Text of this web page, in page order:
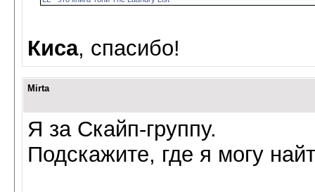
Киса, спасибо!
Mirta
Я за Скайп-группу.
Подскажите, где я могу